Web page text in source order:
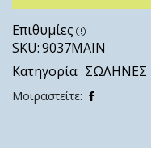
Επιθυμίες
SKU:9037MAIN
Κατηγορία: ΣΩΛΗΝΕΣ
Μοιραστείτε: